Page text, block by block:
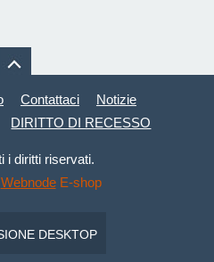
Contattaci
Notizie
DIRITTO DI RECESSO
i diritti riservati.
WebnodeE-shop
DESKTOP